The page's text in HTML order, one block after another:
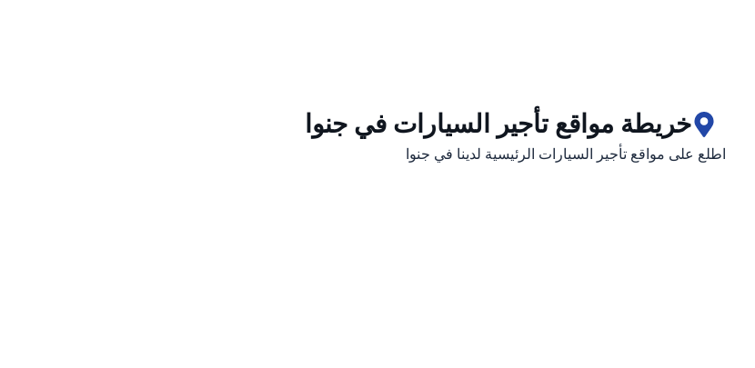
خريطة مواقع تأجير السيارات في جنوا
اطلع على مواقع تأجير السيارات الرئيسية لدينا في جنوا